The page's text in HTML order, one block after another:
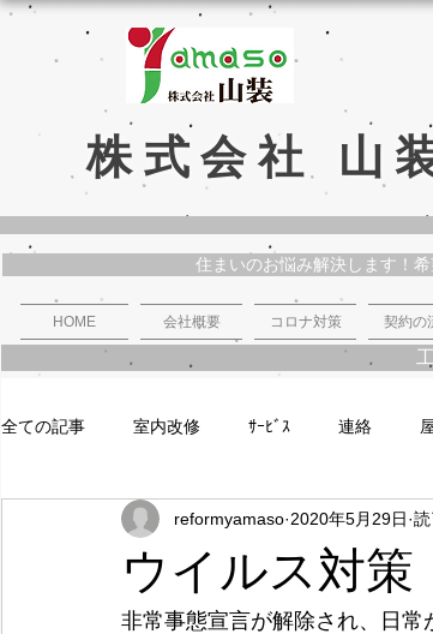
株式会社 山
住まいのお悩み解決します！
HOME 会社概要 コロナ対策 契約の
全ての記事 室内改修 ｻｰﾋﾞｽ 連絡
ウイルス対
reformyamaso 2020年5月29日
非常事態宣言が解除され、日常